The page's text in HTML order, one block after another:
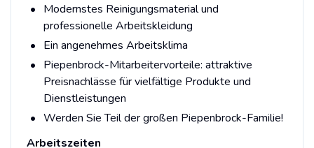
Modernstes Reinigungsmaterial und
professionelle Arbeitskleidung
Ein angenehmes Arbeitsklima
Piepenbrock-Mitarbeitervorteile: attraktive
Preisnachlässe für vielfältige Produkte und
Dienstleistungen
Werden Sie Teil der großen Piepenbrock-Familie!
Arbeitszeiten